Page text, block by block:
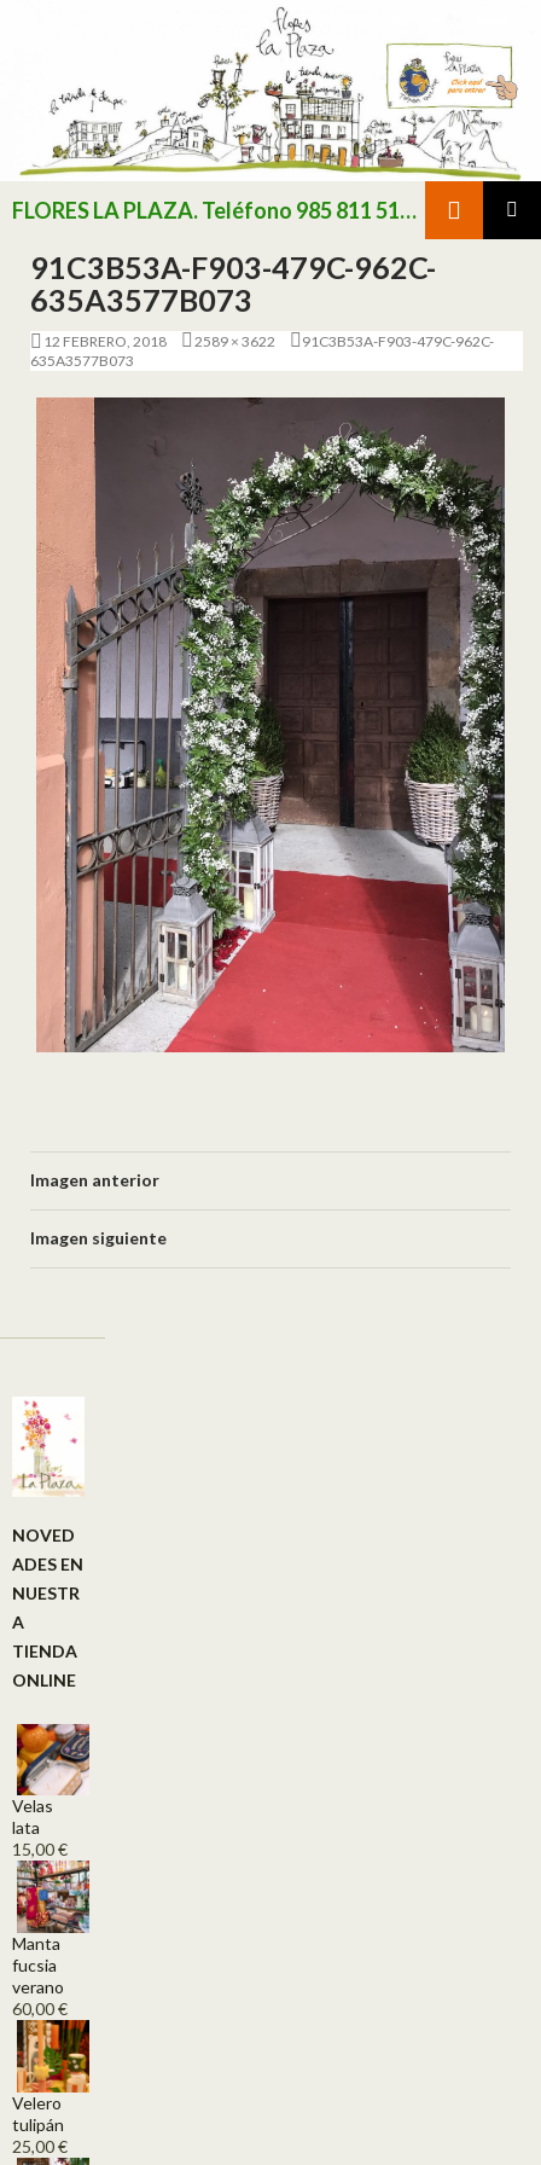
FLORES LA PLAZA. Teléfono 985 811 511 / Consultar existencias de flor y planta natural antes de realizar pedido
91C3B53A-F903-479C-962C-
635A3577B073
12 FEBRERO, 2018 2589 × 3622
91C3B53A-F903-479C-962C-
635A3577B073
Imagen anterior
Imagen siguiente
NOVED
ADES EN
NUESTR
A
TIENDA
ONLINE
Velas
lata
15,00€
Manta
fucsia
verano
60,00€
Velero
tulipán
25,00€